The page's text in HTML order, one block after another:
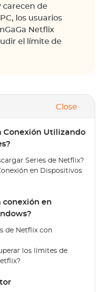
carecen de
los usuarios
Netflix
el límite de
Close
Conexión Utilizando
Series de Netflix?
en Dispositivos
conexión en
de Netflix con
los límites de